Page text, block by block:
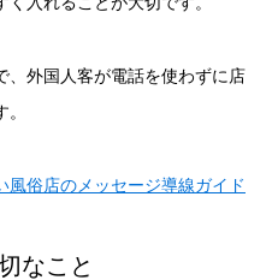
、外国人客が電話を使わずに店
俗店のメッセージ導線ガイド
なこと